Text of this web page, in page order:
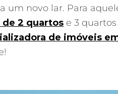
um novo lar. Para
2 quartos e 3
de imóveis